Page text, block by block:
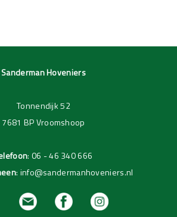
Sanderman Hoveniers
Tonnendijk 52
7681 BP Vroomshoop
: 06 - 46 340 666
: info@sandermanhoveniers.nl